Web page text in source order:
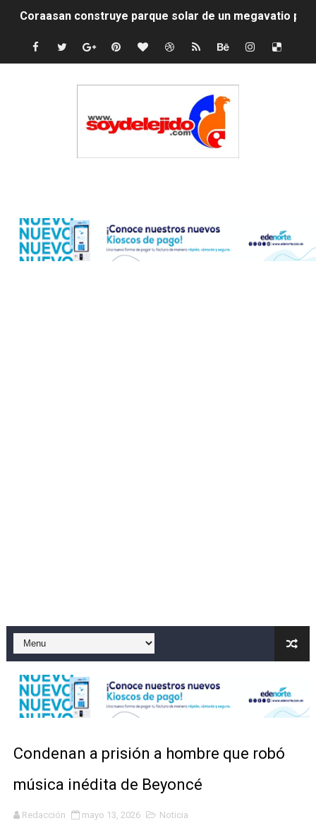
Coraasan construye parque solar de un megavatio
Irán apuesta por resistencia en disputa con Estados
Precio del dólar hoy viernes 7 de agosto de 2026
Un derrumbe en el centro de Cuba deja dos personas
La nube sahariana número 14 se ha alejado de
Gobierno español afirma retorno de 70.000 migrantes
Operativo en Barahona: desmantelan fábrica de
Autoridades indagan muerte de mujer en La Zurza,
Accidente en Verón deja un motorista fallecido y otra
Discusión familiar termina en muerte de un joven en
Condenan a prisión a hombre que robó
música inédita de Beyoncé
Redacción mayo 13, 2026 Noticia